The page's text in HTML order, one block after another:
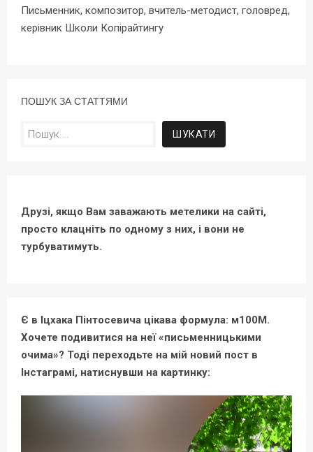
Письменник, композитор, вчитель-методист, головред,
керівник Школи Копірайтингу
ПОШУК ЗА СТАТТЯМИ
Пошук:
Друзі, якщо Вам заважають метелики на сайті,
просто клацніть по одному з них, і вони не
турбуватимуть.
Є в Іцхака Пінтосевича цікава формула: м100М.
Хочете подивитися на неї «письменницькими
очима»? Тоді переходьте на мій новий пост в
Інстаграмі, натиснувши на картинку: